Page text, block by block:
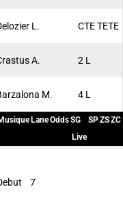
L. CTE TETE
A. 2 L
M. 4 L
LaneOddsSG SPZSZC
Live
7